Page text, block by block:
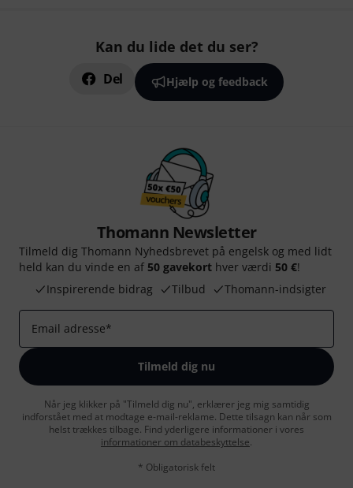
Kan du lide det du ser?
Del Hjælp og feedback
Thomann Newsletter
Tilmeld dig Thomann Nyhedsbrevet på engelsk og med lidt
held kan du vinde en af 50 gavekort hver værdi 50 €!
Inspirerende bidrag
Tilbud Thomann-indsigter
Email adresse*
Tilmeld dig nu
Når jeg klikker på "Tilmeld dig nu", erklærer jeg mig samtidig
indforstået med at modtage e-mail-reklame. Dette tilsagn kan når som
helst trækkes tilbage. Find yderligere informationer i vores
informationer om databeskyttelse.
* Obligatorisk felt